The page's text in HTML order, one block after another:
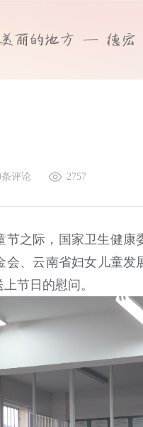
条评论 2757
节之际，国家卫生健
会、云南省妇女儿童
节日的慰问。